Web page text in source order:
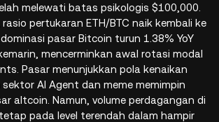
melewati batas psikologis $100,000.
pertukaran ETH/BTC naik kembali ke
pasar Bitcoin turun 1.38% YoY
mencerminkan awal rotasi modal
Pasar menunjukkan pola kenaikan
AI Agent dan meme memimpin
altcoin. Namun, volume perdagangan di
pada level terendah dalam hampir